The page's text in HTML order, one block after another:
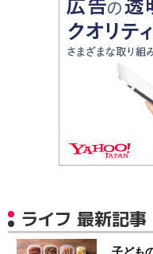
ライフ 最新記事